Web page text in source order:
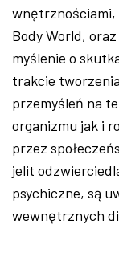
Body World,
myślenie o
trakcie
przemyśleń na
organizmu jak i
przez
jelit
psychiczne, są
wewnętrznych